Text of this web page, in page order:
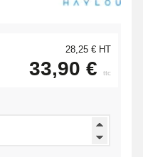
28,25 € HT
33,90 € ttc